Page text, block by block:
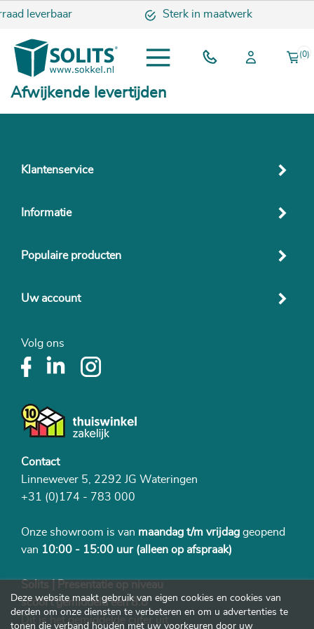
leverbaar Sterk in maatwerk
(0)
Afwijkende levertijden
Klantenservice
Informatie
Populaire producten
Uw account
Volg ons
Contact
Linnewever 5, 2292 JG Wateringen
+31 (0)174 - 783 000
Onze showroom is van maandag t/m vrijdag geopend
van 10:00 - 15:00 uur (alleen op afspraak)
Solits | Presentatie op niveau
scoort gemiddeld een 8.8
Dit is het gemiddelde cijfer uit
Deze website maakt gebruik van eigen cookies en cookies van
derden om onze diensten te verbeteren en om u advertenties te
tonen die verband houden met uw voorkeuren door uw